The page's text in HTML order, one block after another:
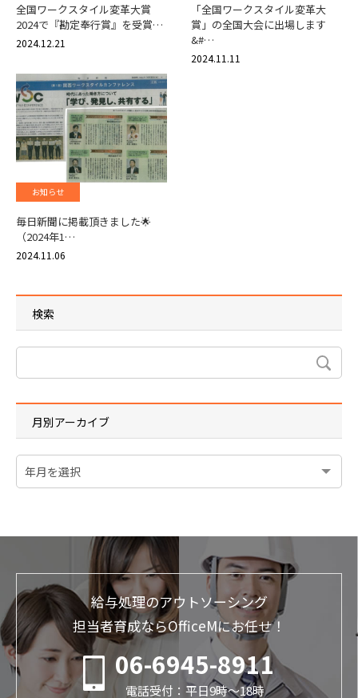
全国ワークスタイル変革大賞
2024で『勘定奉行賞』を受賞…
2024.12.21
「全国ワークスタイル変革大
賞」の全国大会に出場します
&#…
2024.11.11
お知らせ
毎日新聞に掲載頂きました🌟
（2024年1…
2024.11.06
検索
月別アーカイブ
給与処理のアウトソーシング
担当者育成ならOfficeMにお任せ！
06-6945-8911
電話受付：平日9時～18時